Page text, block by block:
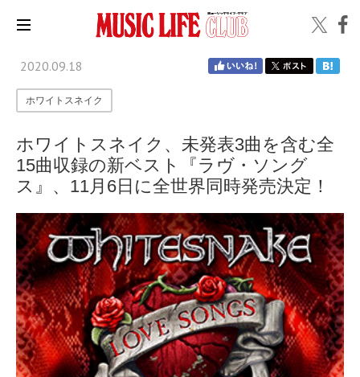
2020.09.18
ホワイトスネイク
ホワイトスネイク、未発表3曲を含む全
15曲収録の新ベスト『ラヴ・ソング
ス』、11月6日に全世界同時発売決定！